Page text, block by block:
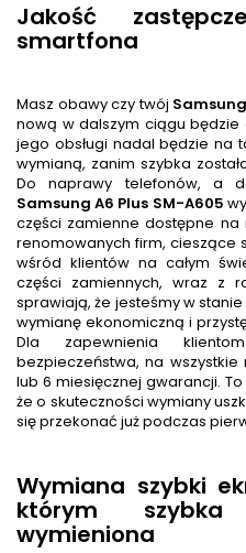
Jakość
smartfona
Masz obawy czy twój
nową w dalszym ciągu będzie
jego obsługi nadal będzie na
wymianą, zanim szybka
Do naprawy telefonów, a
Samsung A6 Plus SM-A605
części zamienne dostępne na
renomowanych firm, cieszące
wśród klientów na całym
części zamiennych, wraz z
sprawiają, że jesteśmy w
wymianę ekonomiczną i
Dla zapewnienia
bezpieczeństwa, na
lub 6 miesięcznej gwarancji.
że o skuteczności wymiany
się przekonać już podczas
Wymiana szybki
którym szybka
wymieniona